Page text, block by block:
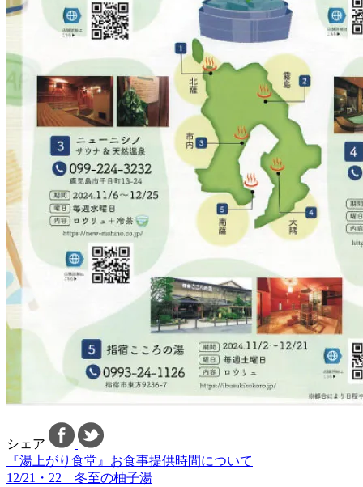
シェア
『湯上がり食堂』お食事提供時間について
12/21・22 冬至の柚子湯